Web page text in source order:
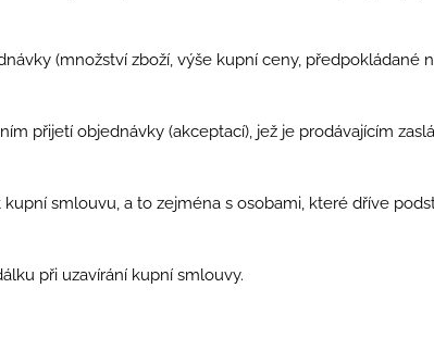
(množství zboží, výše kupní ceny,
přijetí objednávky (akceptací), jež je prodávajícím
smlouvu, a to zejména s osobami, které dříve
při uzavírání kupní smlouvy.